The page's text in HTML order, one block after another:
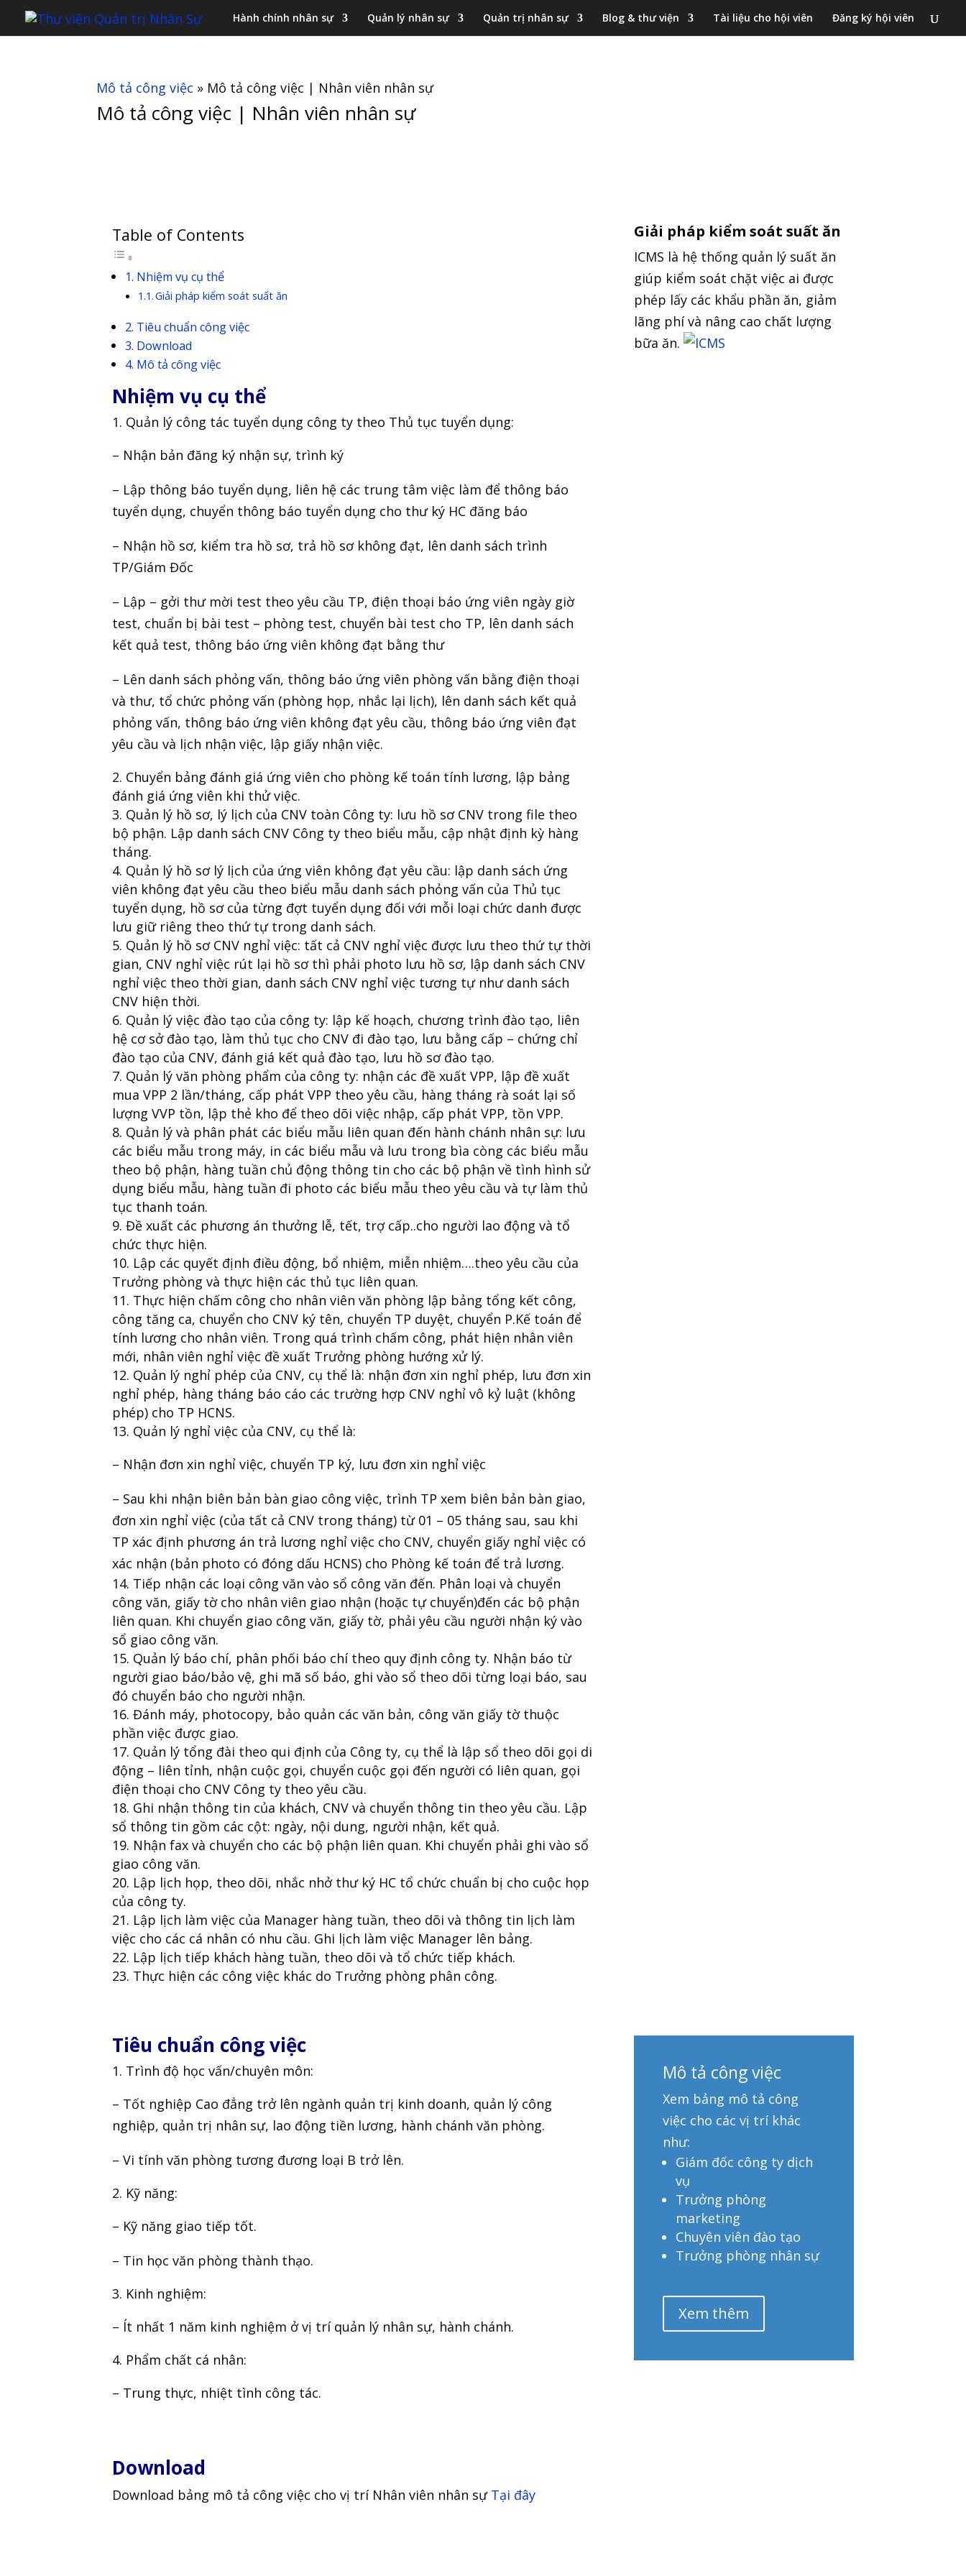
Hành chính nhân sự Quản lý nhân sự Quản trị nhân sự Blog & thư viện Tài liệu cho hội viên Đăng ký hội viên
Mô tả công việc » Mô tả công việc | Nhân viên nhân sự
Mô tả công việc | Nhân viên nhân sự
Table of Contents
Nhiệm vụ cụ thể
Giải pháp kiểm soát suất ăn
Tiêu chuẩn công việc
Download
Mô tả công việc
Nhiệm vụ cụ thể
Quản lý công tác tuyển dụng công ty theo Thủ tục tuyển dụng:
– Nhận bản đăng ký nhận sự, trình ký
– Lập thông báo tuyển dụng, liên hệ các trung tâm việc làm để thông báo
tuyển dụng, chuyển thông báo tuyển dụng cho thư ký HC đăng báo
– Nhận hồ sơ, kiểm tra hồ sơ, trả hồ sơ không đạt, lên danh sách trình
TP/Giám Đốc
– Lập – gởi thư mời test theo yêu cầu TP, điện thoại báo ứng viên ngày giờ
test, chuẩn bị bài test – phòng test, chuyển bài test cho TP, lên danh sách
kết quả test, thông báo ứng viên không đạt bằng thư
– Lên danh sách phỏng vấn, thông báo ứng viên phòng vấn bằng điện thoại
và thư, tổ chức phỏng vấn (phòng họp, nhắc lại lịch), lên danh sách kết quả
phỏng vấn, thông báo ứng viên không đạt yêu cầu, thông báo ứng viên đạt
yêu cầu và lịch nhận việc, lập giấy nhận việc.
Chuyển bảng đánh giá ứng viên cho phòng kế toán tính lương, lập bảng
đánh giá ứng viên khi thử việc.
Quản lý hồ sơ, lý lịch của CNV toàn Công ty: lưu hồ sơ CNV trong file theo
bộ phận. Lập danh sách CNV Công ty theo biểu mẫu, cập nhật định kỳ hàng
tháng.
Quản lý hồ sơ lý lịch của ứng viên không đạt yêu cầu: lập danh sách ứng
viên không đạt yêu cầu theo biểu mẫu danh sách phỏng vấn của Thủ tục
tuyển dụng, hồ sơ của từng đợt tuyển dụng đối với mỗi loại chức danh được
lưu giữ riêng theo thứ tự trong danh sách.
Quản lý hồ sơ CNV nghỉ việc: tất cả CNV nghỉ việc được lưu theo thứ tự thời
gian, CNV nghỉ việc rút lại hồ sơ thì phải photo lưu hồ sơ, lập danh sách CNV
nghỉ việc theo thời gian, danh sách CNV nghỉ việc tương tự như danh sách
CNV hiện thời.
Quản lý việc đào tạo của công ty: lập kế hoạch, chương trình đào tạo, liên
hệ cơ sở đào tạo, làm thủ tục cho CNV đi đào tạo, lưu bằng cấp – chứng chỉ
đào tạo của CNV, đánh giá kết quả đào tạo, lưu hồ sơ đào tạo.
Quản lý văn phòng phẩm của công ty: nhận các đề xuất VPP, lập đề xuất
mua VPP 2 lần/tháng, cấp phát VPP theo yêu cầu, hàng tháng rà soát lại số
lượng VVP tồn, lập thẻ kho để theo dõi việc nhập, cấp phát VPP, tồn VPP.
Quản lý và phân phát các biểu mẫu liên quan đến hành chánh nhân sự: lưu
các biểu mẫu trong máy, in các biểu mẫu và lưu trong bìa còng các biểu mẫu
theo bộ phận, hàng tuần chủ động thông tin cho các bộ phận về tình hình sử
dụng biểu mẫu, hàng tuần đi photo các biểu mẫu theo yêu cầu và tự làm thủ
tục thanh toán.
Đề xuất các phương án thưởng lễ, tết, trợ cấp..cho người lao động và tổ
chức thực hiện.
Lập các quyết định điều động, bổ nhiệm, miễn nhiệm….theo yêu cầu của
Trưởng phòng và thực hiện các thủ tục liên quan.
Thực hiện chấm công cho nhân viên văn phòng lập bảng tổng kết công,
công tăng ca, chuyển cho CNV ký tên, chuyển TP duyệt, chuyển P.Kế toán để
tính lương cho nhân viên. Trong quá trình chấm công, phát hiện nhân viên
mới, nhân viên nghỉ việc đề xuất Trưởng phòng hướng xử lý.
Quản lý nghỉ phép của CNV, cụ thể là: nhận đơn xin nghỉ phép, lưu đơn xin
nghỉ phép, hàng tháng báo cáo các trường hợp CNV nghỉ vô kỷ luật (không
phép) cho TP HCNS.
Quản lý nghỉ việc của CNV, cụ thể là:
– Nhận đơn xin nghỉ việc, chuyển TP ký, lưu đơn xin nghỉ việc
– Sau khi nhận biên bản bàn giao công việc, trình TP xem biên bản bàn giao,
đơn xin nghỉ việc (của tất cả CNV trong tháng) từ 01 – 05 tháng sau, sau khi
TP xác định phương án trả lương nghỉ việc cho CNV, chuyển giấy nghỉ việc có
xác nhận (bản photo có đóng dấu HCNS) cho Phòng kế toán để trả lương.
Tiếp nhận các loại công văn vào sổ công văn đến. Phân loại và chuyển
công văn, giấy tờ cho nhân viên giao nhận (hoặc tự chuyển)đến các bộ phận
liên quan. Khi chuyển giao công văn, giấy tờ, phải yêu cầu người nhận ký vào
sổ giao công văn.
Quản lý báo chí, phân phối báo chí theo quy định công ty. Nhận báo từ
người giao báo/bảo vệ, ghi mã số báo, ghi vào sổ theo dõi từng loại báo, sau
đó chuyển báo cho người nhận.
Đánh máy, photocopy, bảo quản các văn bản, công văn giấy tờ thuộc
phần việc được giao.
Quản lý tổng đài theo qui định của Công ty, cụ thể là lập sổ theo dõi gọi di
động – liên tỉnh, nhận cuộc gọi, chuyển cuộc gọi đến người có liên quan, gọi
điện thoại cho CNV Công ty theo yêu cầu.
Ghi nhận thông tin của khách, CNV và chuyển thông tin theo yêu cầu. Lập
sổ thông tin gồm các cột: ngày, nội dung, người nhận, kết quả.
Nhận fax và chuyển cho các bộ phận liên quan. Khi chuyển phải ghi vào sổ
giao công văn.
Lập lịch họp, theo dõi, nhắc nhở thư ký HC tổ chức chuẩn bị cho cuộc họp
của công ty.
Lập lịch làm việc của Manager hàng tuần, theo dõi và thông tin lịch làm
việc cho các cá nhân có nhu cầu. Ghi lịch làm việc Manager lên bảng.
Lập lịch tiếp khách hàng tuần, theo dõi và tổ chức tiếp khách.
Thực hiện các công việc khác do Trưởng phòng phân công.
Giải pháp kiểm soát suất ăn
ICMS là hệ thống quản lý suất ăn
giúp kiểm soát chặt việc ai được
phép lấy các khẩu phần ăn, giảm
lãng phí và nâng cao chất lượng
bữa ăn.
Tiêu chuẩn công việc
Trình độ học vấn/chuyên môn:
– Tốt nghiệp Cao đẳng trở lên ngành quản trị kinh doanh, quản lý công
nghiệp, quản trị nhân sự, lao động tiền lương, hành chánh văn phòng.
– Vi tính văn phòng tương đương loại B trở lên.
Kỹ năng:
– Kỹ năng giao tiếp tốt.
– Tin học văn phòng thành thạo.
Kinh nghiệm:
– Ít nhất 1 năm kinh nghiệm ở vị trí quản lý nhân sự, hành chánh.
Phẩm chất cá nhân:
– Trung thực, nhiệt tình công tác.
Download
Download bảng mô tả công việc cho vị trí Nhân viên nhân sự Tại đây
Mô tả công việc
Xem bảng mô tả công
việc cho các vị trí khác
như:
Giám đốc công ty dịch
vụ
Trưởng phòng
marketing
Chuyên viên đào tạo
Trưởng phòng nhân sự
Xem thêm